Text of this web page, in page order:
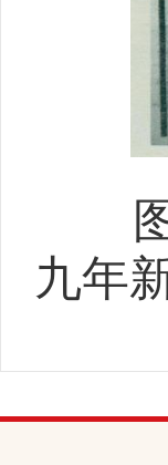
图
九年